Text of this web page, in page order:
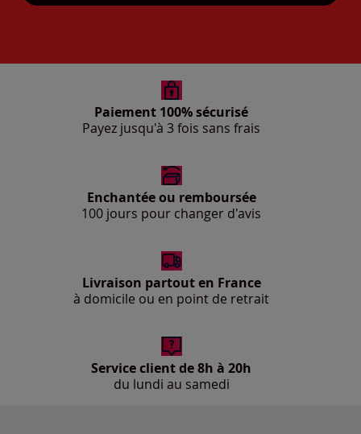
Paiement 100% sécurisé
Payez jusqu'à 3 fois sans frais
Enchantée ou remboursée
100 jours pour changer d'avis
Livraison partout en France
à domicile ou en point de retrait
Service client de 8h à 20h
du lundi au samedi